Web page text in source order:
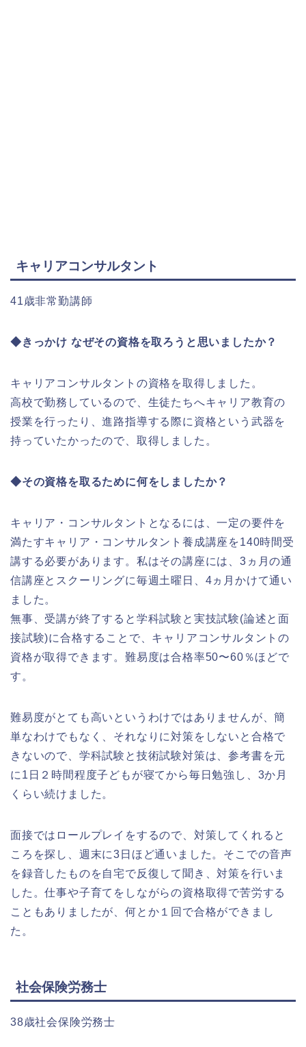
キャリアコンサルタント
41歳非常勤講師
◆きっかけ なぜその資格を取ろうと思いましたか？
キャリアコンサルタントの資格を取得しました。
高校で勤務しているので、生徒たちへキャリア教育の
授業を行ったり、進路指導する際に資格という武器を
持っていたかったので、取得しました。
◆その資格を取るために何をしましたか？
キャリア・コンサルタントとなるには、一定の要件を
満たすキャリア・コンサルタント養成講座を140時間受
講する必要があります。私はその講座には、3ヵ月の通
信講座とスクーリングに毎週土曜日、4ヵ月かけて通い
ました。
無事、受講が終了すると学科試験と実技試験(論述と面
接試験)に合格することで、キャリアコンサルタントの
資格が取得できます。難易度は合格率50〜60％ほどで
す。
難易度がとても高いというわけではありませんが、簡
単なわけでもなく、それなりに対策をしないと合格で
きないので、学科試験と技術試験対策は、参考書を元
に1日２時間程度子どもが寝てから毎日勉強し、3か月
くらい続けました。
面接ではロールプレイをするので、対策してくれると
ころを探し、週末に3日ほど通いました。そこでの音声
を録音したものを自宅で反復して聞き、対策を行いま
した。仕事や子育てをしながらの資格取得で苦労する
こともありましたが、何とか１回で合格ができまし
た。
社会保険労務士
38歳社会保険労務士